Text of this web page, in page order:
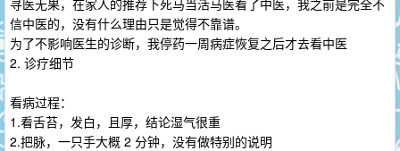
寻医无果，在家人的推荐下死马当活马医看了中医，我之前是完全不
信中医的，没有什么理由只是觉得不靠谱。
为了不影响医生的诊断，我停药一周病症恢复之后才去看中医
2. 诊疗细节
看病过程：
1.看舌苔，发白，且厚，结论湿气很重
2.把脉，一只手大概 2 分钟，没有做特别的说明